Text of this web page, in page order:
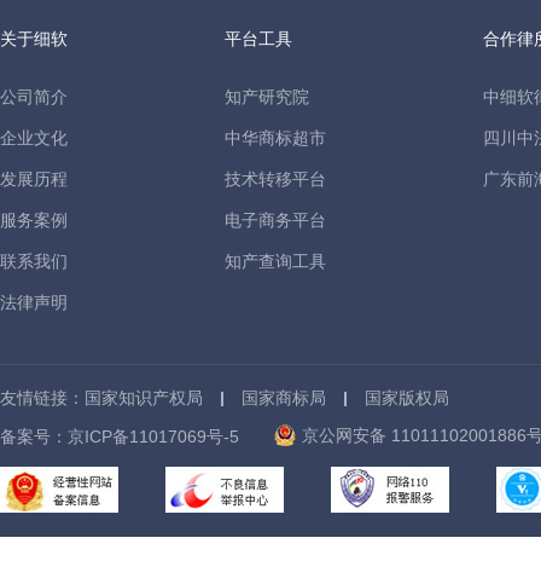
关于细软
公司简介
企业文化
发展历程
服务案例
联系我们
法律声明
平台工具
知产研究院
中华商标超市
技术转移平台
电子商务平台
知产查询工具
合作律
中细软
四川中
广东前
友情链接： 国家知识产权局 国家商标局 国家版权局
备案号： 京ICP备11017069号-5 京公网安备 11011102001886